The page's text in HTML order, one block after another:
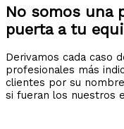
No somos una
puerta a tu
Derivamos cada caso
profesionales más
clientes por su
si fueran los nuestros